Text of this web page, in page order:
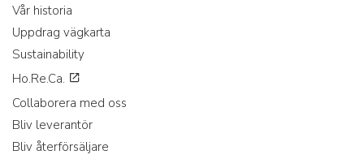
Vår historia
Uppdrag vägkarta
Sustainability
Ho.Re.Ca.
Collaborera med oss
Bliv leverantör
Bliv återförsäljare